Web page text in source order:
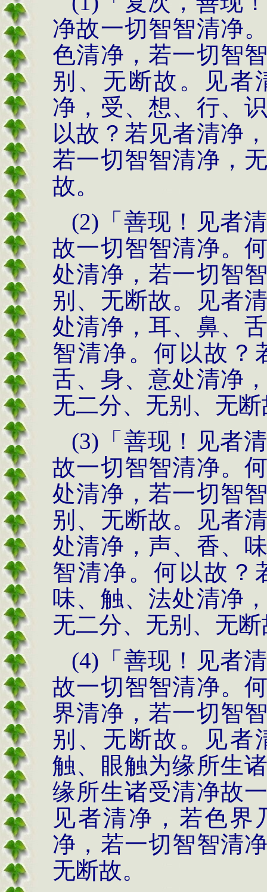
净故一切智智清净
色清净，若一切智
别、无断故。见者
净，受、想、行、
以故？若见者清净
若一切智智清净，
故。
(2) 「善现！见者
故一切智智清净。
处清净，若一切智
别、无断故。见者
处清净，耳、鼻、
智清净。何以故？
舌、身、意处清净
无二分、无别、无
(3) 「善现！见者
故一切智智清净。
处清净，若一切智
别、无断故。见者
处清净，声、香、
智清净。何以故？
味、触、法处清净
无二分、无别、无
(4) 「善现！见者
故一切智智清净。
界清净，若一切智
别、无断故。见者
触、眼触为缘所生
缘所生诸受清净故
见者清净，若色界
净，若一切智智清
无断故。